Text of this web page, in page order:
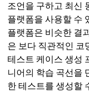
조언을 구하고 최신
플랫폼을 사용할 수
플랫폼은 비슷한 결
은 보다 직관적인 코
테스트 케이스 생성
니어의 학습 곡선을
한 테스트를 생성할